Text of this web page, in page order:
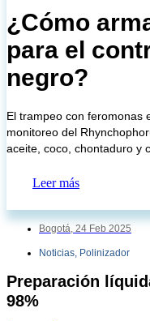
¿Cómo
para el
negro?
El trampeo con feromonas
monitoreo del
aceite, coco, chontaduro y
Leer más
Bogotá, 24 Feb 2025
Noticias, Polinizador
Preparación
98%